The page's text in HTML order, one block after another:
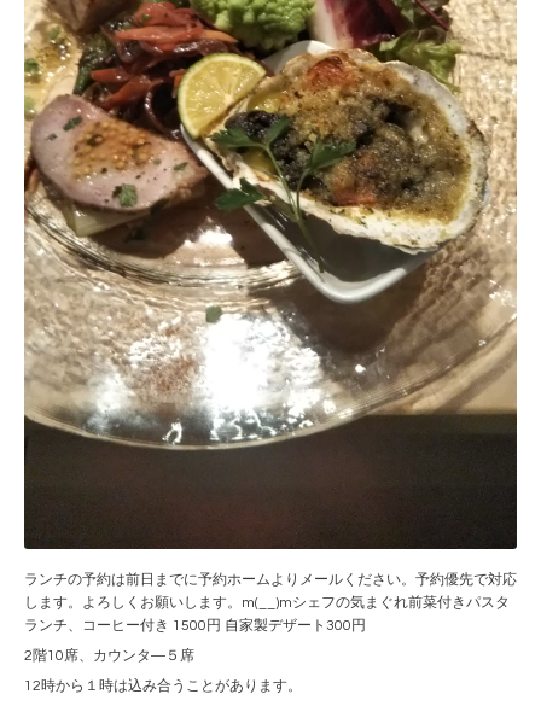
ランチの予約は前日までに予約ホームよりメールください。予約優先で対応
します。よろしくお願いします。m(__)mシェフの気まぐれ前菜付きパスタ
ランチ、コーヒー付き 1500円 自家製デザート300円
2階10席、カウンタ―５席
12時から１時は込み合うことがあります。